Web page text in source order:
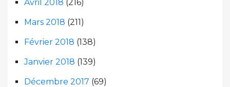
Avril 2018 (216)
Mars 2018 (211)
Février 2018 (138)
Janvier 2018 (139)
Décembre 2017 (69)